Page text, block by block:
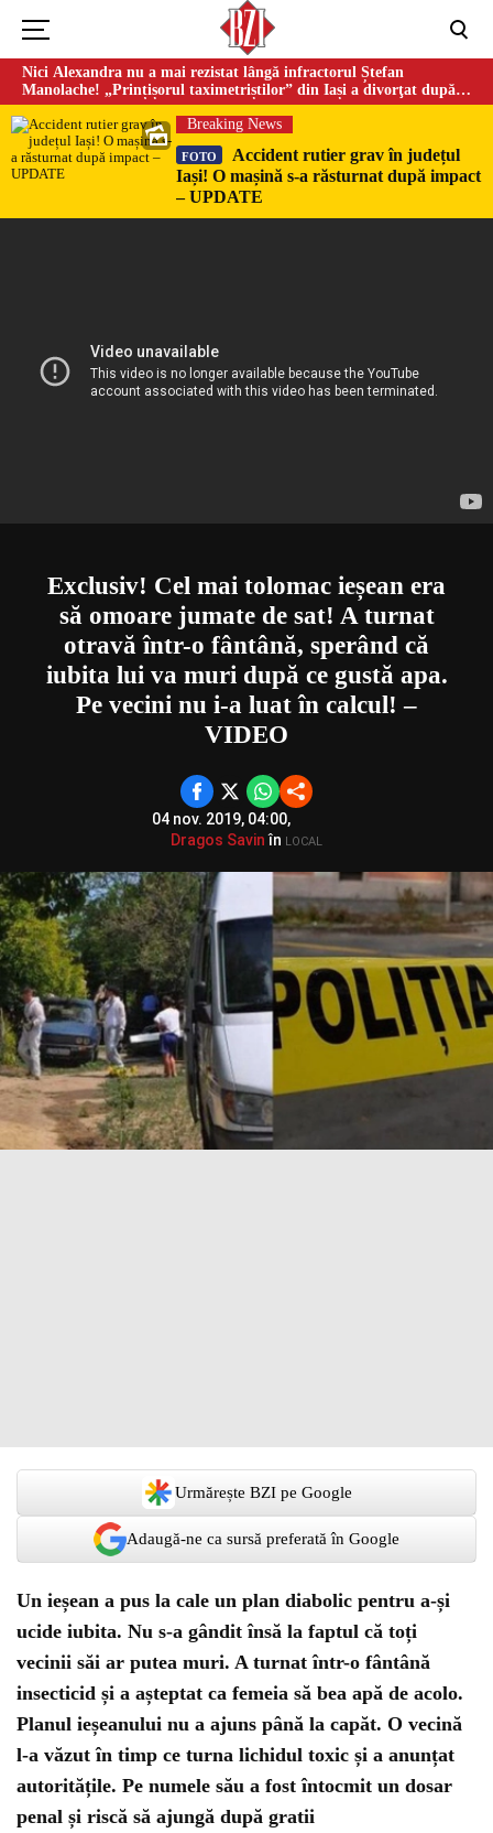
Nici Alexandra nu a mai rezistat lângă infractorul Ștefan
Manolache! „Prințișorul taximetriștilor” din Iași a divorţat după
doi ani de căsnicie
Breaking News
FOTO
Accident rutier grav în județul
Iași! O mașină s-a răsturnat după impact
– UPDATE
Exclusiv! Cel mai tolomac ieșean era
să omoare jumate de sat! A turnat
otravă într-o fântână, sperând că
iubita lui va muri după ce gustă apa.
Pe vecini nu i-a luat în calcul! –
VIDEO
04 nov. 2019, 04:00,
Dragos Savinîn LOCAL
Urmărește BZI pe Google
Adaugă-ne ca sursă preferată în Google
Un ieșean a pus la cale un plan diabolic pentru a-și
ucide iubita. Nu s-a gândit însă la faptul că toți
vecinii săi ar putea muri. A turnat într-o fântână
insecticid și a așteptat ca femeia să bea apă de acolo.
Planul ieșeanului nu a ajuns până la capăt. O vecină
l-a văzut în timp ce turna lichidul toxic și a anunțat
autoritățile. Pe numele său a fost întocmit un dosar
penal și riscă să ajungă după gratii